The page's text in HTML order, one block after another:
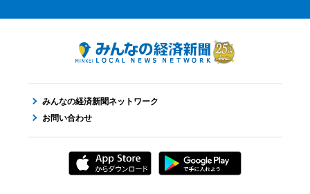
みんなの経済新聞ネットワーク
お問い合わせ